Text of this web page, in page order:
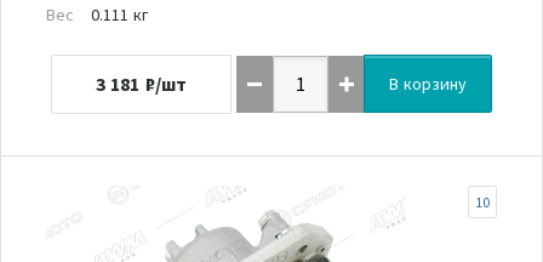
Вес
0.111 кг
3 181 ₽/шт В корзину
10